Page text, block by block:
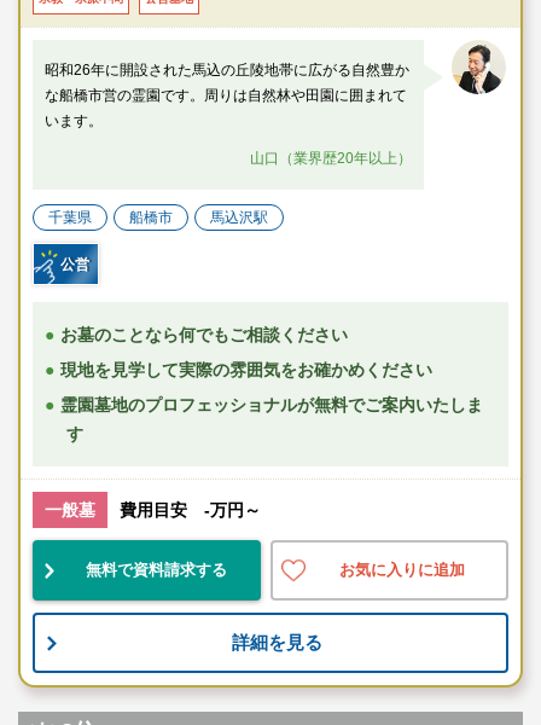
昭和26年に開設された馬込の丘陵地帯に広がる自然豊か
な船橋市営の霊園です。周りは自然林や田園に囲まれて
います。
山口（業界歴20年以上）
千葉県 船橋市 馬込沢駅
公営
お墓のことなら何でもご相談ください
現地を見学して実際の雰囲気をお確かめください
霊園墓地のプロフェッショナルが無料でご案内いたしま
す
一般墓 費用目安 -万円～
無料で資料請求する お気に入りに追加
詳細を見る